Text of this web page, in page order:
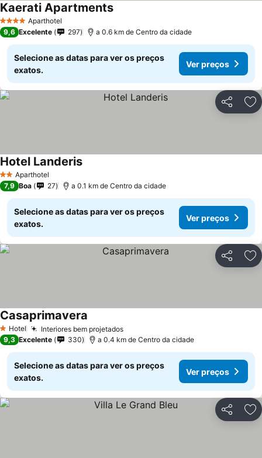
4 EstrelasAparthotel
Kaerati Apartments
9,6 Excelente 297 a 0.6 km de Centro da cidade
Selecione as datas para ver os preços
exatos.
Ver preços
Partilhar
2 EstrelasAparthotel
Hotel Landeris
7,9 Boa 27 a 0.1 km de Centro da cidade
Selecione as datas para ver os preços
exatos.
Ver preços
Partilhar
1 Estrelas
Hotel Interiores bem projetados
Casaprimavera
9,3 Excelente 330 a 0.4 km de Centro da cidade
Selecione as datas para ver os preços
exatos.
Ver preços
Partilhar